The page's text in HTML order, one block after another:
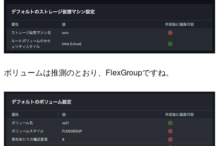
ボリュームは推測のとおり、FlexGroupですね。